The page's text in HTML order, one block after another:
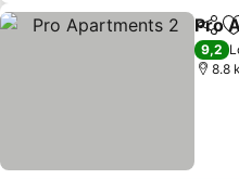
Jaa
Pro
9,2
8.8